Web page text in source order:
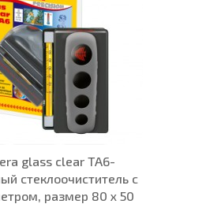
glass clear TA6-
стеклоочиститель с
размер 80 х 50